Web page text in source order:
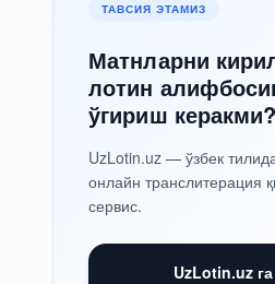
ТАВСИЯ ЭТАМИЗ
Матнларни
лотин
ўгириш керакми?
UzLotin.uz — ўзбек
онлайн транслитерация
сервис.
UzLotin.uz